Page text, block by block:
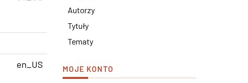
en_US
Autorzy
Tytuły
Tematy
MOJE KONTO